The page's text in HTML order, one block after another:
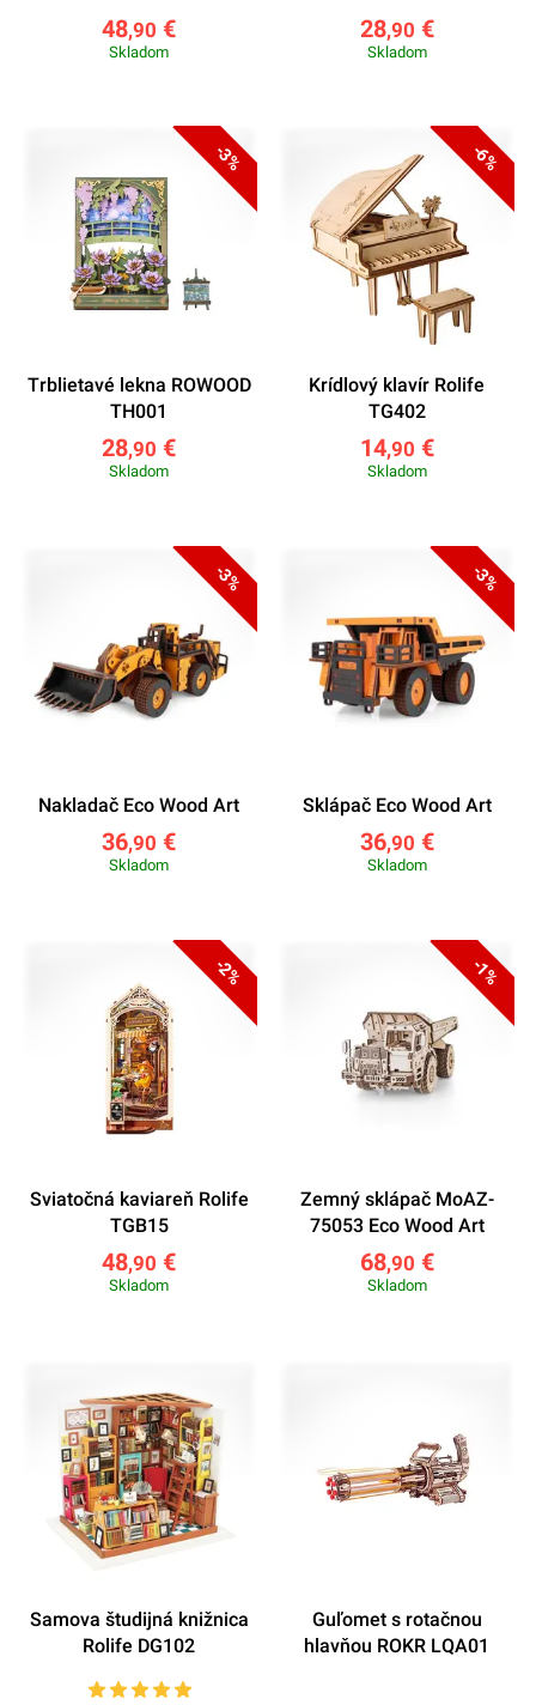
48,90 €
Skladom
28,90 €
Skladom
-3%
Trblietavé lekna ROWOOD
TH001
28,90 €
Skladom
-6%
Krídlový klavír Rolife
TG402
14,90 €
Skladom
-3%
Nakladač Eco Wood Art
36,90 €
Skladom
-3%
Sklápač Eco Wood Art
36,90 €
Skladom
-2%
Sviatočná kaviareň Rolife
TGB15
48,90 €
Skladom
-1%
Zemný sklápač MoAZ-
75053 Eco Wood Art
68,90 €
Skladom
Samova študijná knižnica
Rolife DG102
Guľomet s rotačnou
hlavňou ROKR LQA01